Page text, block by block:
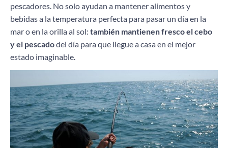
pescadores. No solo ayudan a mantener alimentos y
bebidas a la temperatura perfecta para pasar un día en la
mar o en la orilla al sol: también mantienen fresco el cebo
y el pescadodel día para que llegue a casa en el mejor
estado imaginable.